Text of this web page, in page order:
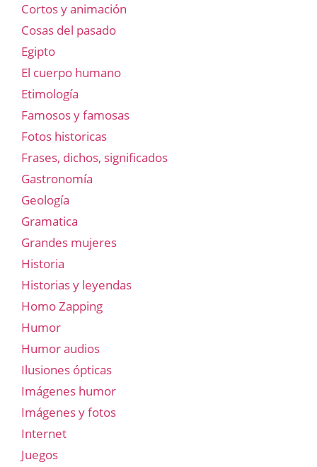
Cortos y animación
Cosas del pasado
Egipto
El cuerpo humano
Etimología
Famosos y famosas
Fotos historicas
Frases, dichos, significados
Gastronomía
Geología
Gramatica
Grandes mujeres
Historia
Historias y leyendas
Homo Zapping
Humor
Humor audios
Ilusiones ópticas
Imágenes humor
Imágenes y fotos
Internet
Juegos